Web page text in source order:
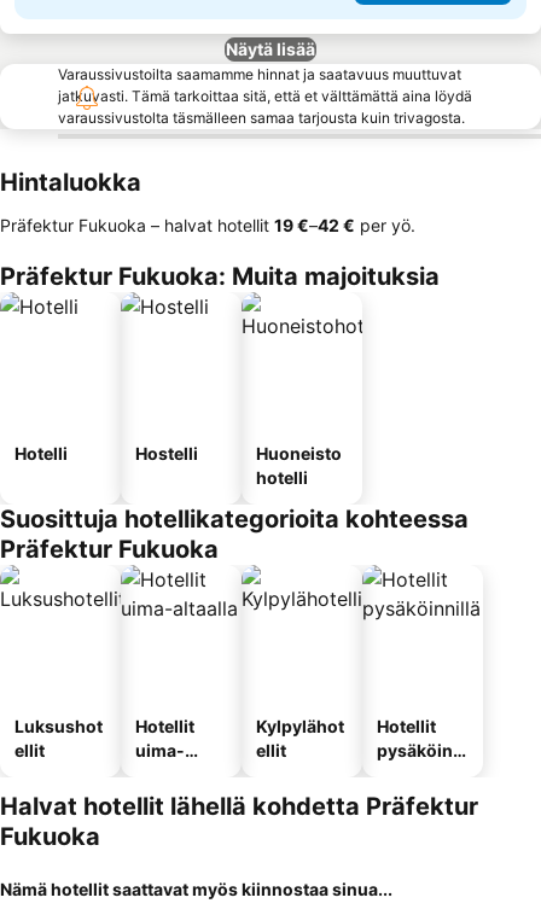
Näytä lisää
Varaussivustoilta saamamme hinnat ja saatavuus muuttuvat
jatkuvasti. Tämä tarkoittaa sitä, että et välttämättä aina löydä
varaussivustolta täsmälleen samaa tarjousta kuin trivagosta.
Hintaluokka
Präfektur Fukuoka – halvat hotellit ‎19 €–‎42 € per yö.
Präfektur Fukuoka: Muita majoituksia
Hotelli Hostelli
Huoneisto
hotelli
Suosittuja hotellikategorioita kohteessa
Präfektur Fukuoka
Luksushot
ellit
Hotellit
uima-
Kylpylähot
ellit
Hotellit
pysäköinni
Halvat hotellit lähellä kohdetta Präfektur
Fukuoka
Nämä hotellit saattavat myös kiinnostaa sinua...